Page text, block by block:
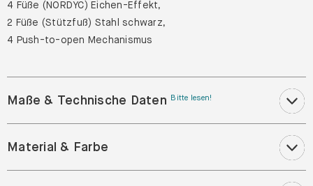
4 Füße (NORDYC) Eichen-Effekt,
2 Füße (Stützfuß) Stahl schwarz,
4 Push-to-open Mechanismus
Maße & Technische Daten Bitte lesen!
Material & Farbe